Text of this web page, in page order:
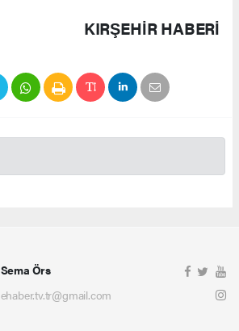
KIRŞEHIR HABERİ
Sema Örs
ehaber.tv.tr@gmail.com